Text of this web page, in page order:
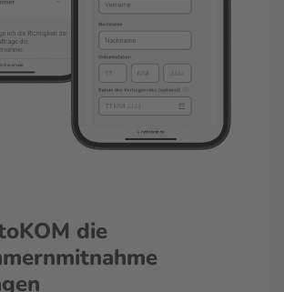
die